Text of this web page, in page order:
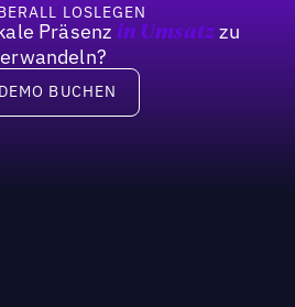
LOSLEGEN
Präsenz in Umsatzzu
BUCHEN
DEMO BUCHEN